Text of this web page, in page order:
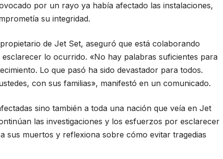
por un rayo ya había afectado las instalaciones,
su integridad.
de Jet Set, aseguró que está colaborando
lo ocurrido. «No hay palabras suficientes para
Lo que pasó ha sido devastador para todos.
con sus familias», manifestó en un comunicado.
sino también a toda una nación que veía en Jet
las investigaciones y los esfuerzos por esclarecer
sus muertos y reflexiona sobre cómo evitar tragedias